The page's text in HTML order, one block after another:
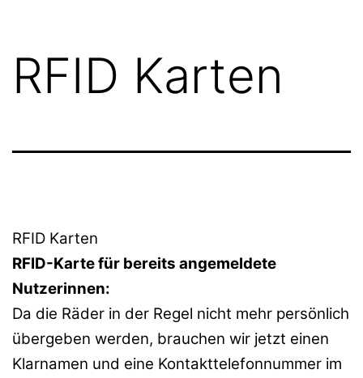
RFID Karten
RFID Karten
RFID-Karte für bereits angemeldete
Nutzerinnen:
Da die Räder in der Regel nicht mehr persönlich
übergeben werden, brauchen wir jetzt einen
Klarnamen und eine Kontakttelefonnummer im